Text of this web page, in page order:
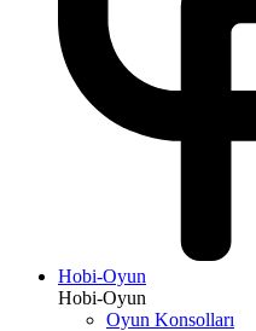
Hobi-Oyun
Hobi-Oyun
Oyun Konsolları